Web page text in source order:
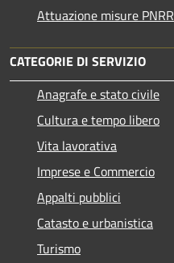
Attuazione misure PNRR
CATEGORIE DI SERVIZIO
Anagrafe e stato civile
Cultura e tempo libero
Vita lavorativa
Imprese e Commercio
Appalti pubblici
Catasto e urbanistica
Turismo